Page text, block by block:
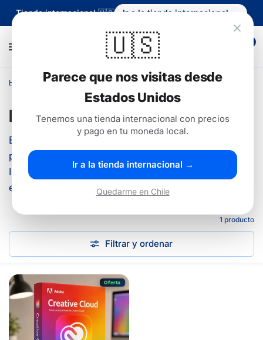
🇺🇸
Parece que nos visitas desde
Estados Unidos
Tenemos una tienda internacional con precios
y pago en tu moneda local.
Ir a la tienda internacional →
Quedarme en Chile
Tienda internacional 🇺🇸 Ir a la tienda internacional →
Hogar Comercio / Licencias de Adobe
Licencias de Adobe
Encontrá licencias de Adobe originales
precio: Adobe Creative Cloud, Photoshop,
Illustrator, After Effects y más. Activación legal,
entrega inmediata por correo y soporte en Chile.
1 producto
Filtrar y ordenar
Oferta